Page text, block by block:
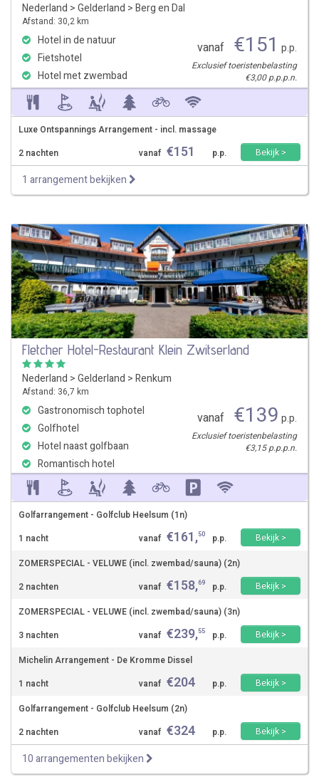
Nederland >Gelderland >Berg en Dal
Afstand: 30,2 km
Hotel in de natuur
Fietshotel
Hotel met zwembad
vanaf €151 p.p.
Exclusief toeristenbelasting
€3,00 p.p.p.n.
Luxe Ontspannings Arrangement - incl. massage
2 nachten
vanaf €151 p.p. Bekijk >
1 arrangement bekijken
Fletcher Hotel-Restaurant Klein Zwitserland
Nederland >Gelderland >Renkum
Afstand: 36,7 km
Gastronomisch tophotel
Golfhotel
Hotel naast golfbaan
Romantisch hotel
vanaf €139 p.p.
Exclusief toeristenbelasting
€3,15 p.p.p.n.
Golfarrangement - Golfclub Heelsum (1n)
1 nacht
vanaf €161,50 p.p.
Bekijk >
ZOMERSPECIAL - VELUWE (incl. zwembad/sauna) (2n)
2 nachten
vanaf €158,69 p.p.
Bekijk >
ZOMERSPECIAL - VELUWE (incl. zwembad/sauna) (3n)
3 nachten
vanaf €239,55 p.p.
Bekijk >
Michelin Arrangement - De Kromme Dissel
1 nacht
vanaf €204 p.p.
Bekijk >
Golfarrangement - Golfclub Heelsum (2n)
2 nachten
vanaf €324 p.p. Bekijk >
10 arrangementen bekijken